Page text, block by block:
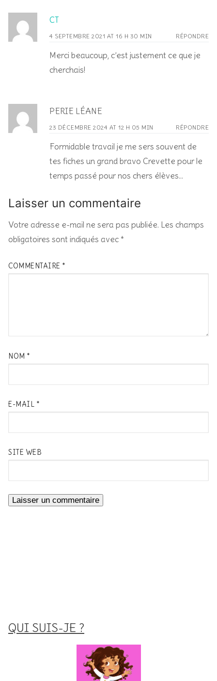
CT
4 SEPTEMBRE 2021 AT 16 H 30 MIN RÉPONDRE
Merci beaucoup, c’est justement ce que je
cherchais!
PERIE LÉANE
23 DÉCEMBRE 2024 AT 12 H 05 MIN RÉPONDRE
Formidable travail je me sers souvent de
tes fiches un grand bravo Crevette pour le
temps passé pour nos chers élèves…
Laisser un commentaire
Votre adresse e-mail ne sera pas publiée. Les champs
obligatoires sont indiqués avec *
COMMENTAIRE *
NOM *
E-MAIL *
SITE WEB
QUI SUIS-JE ?